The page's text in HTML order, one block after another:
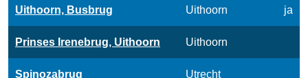
Uithoorn, Busbrug Uithoorn ja
Prinses Irenebrug, Uithoorn Uithoorn
Spinozabrug Utrecht